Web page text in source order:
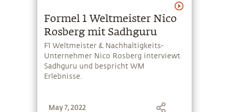
Formel 1 Weltmeister Nico
Rosberg mit Sadhguru
F1 Weltmeister & Nachhaltigkeits-
Unternehmer Nico Rosberg interviewt
Sadhguru und bespricht WM
Erlebnisse.
May 7, 2022